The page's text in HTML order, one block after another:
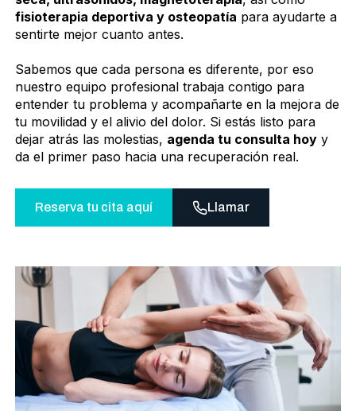
fisioterapia deportiva y osteopatía para ayudarte a
sentirte mejor cuanto antes.
Sabemos que cada persona es diferente, por eso
nuestro equipo profesional trabaja contigo para
entender tu problema y acompañarte en la mejora de
tu movilidad y el alivio del dolor. Si estás listo para
dejar atrás las molestias, agenda tu consulta hoy y
da el primer paso hacia una recuperación real.
Reserva tu cita aquí Llamar